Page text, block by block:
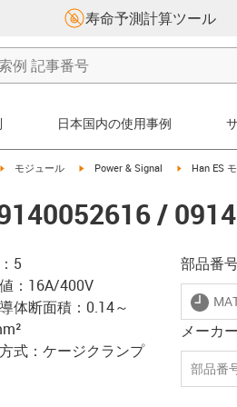
寿命予測計算ツール
日本国内の使用事例
igus-icon-arrow-right
モジュール igus-icon-arrow-right
Power & Signal igus-icon-
Han ES
/
5
：16A/400V
体断面積：0.14～
式：ケージクランプ
部品番
メーカ
部品番